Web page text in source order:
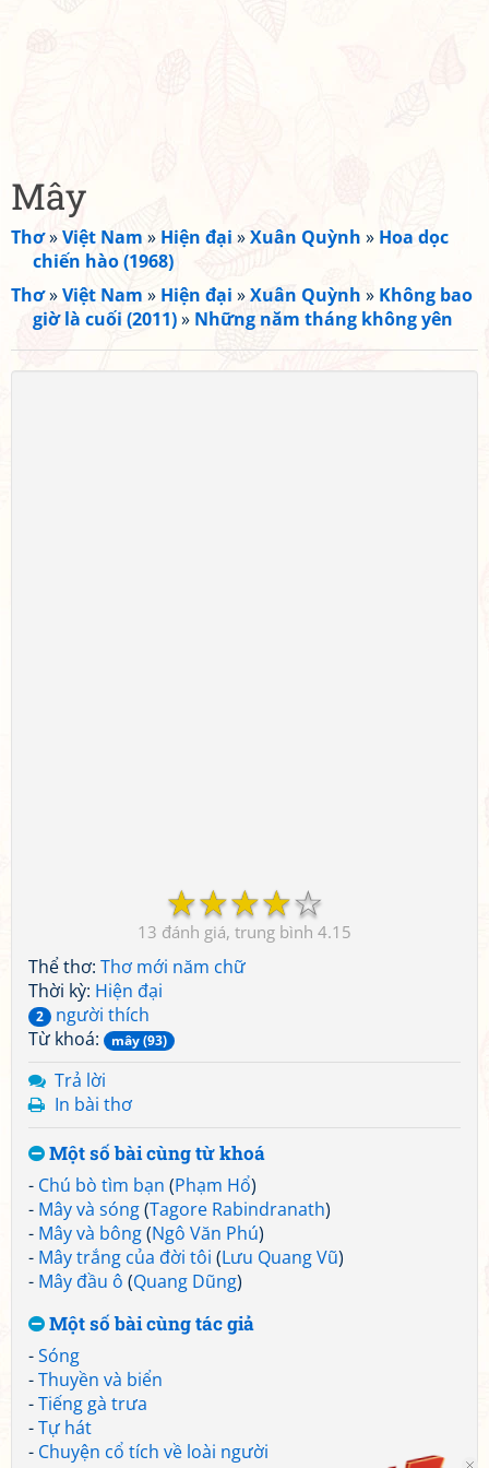
Mây
Thơ»Việt Nam » Hiện đại »Xuân Quỳnh » Hoa dọc
chiến hào (1968)
Thơ»Việt Nam » Hiện đại »Xuân Quỳnh » Không bao
giờ là cuối (2011)» Những năm tháng không yên
☆
☆
☆
☆
☆
13 4.15
Thể thơ: Thơ mới năm chữ
Thời kỳ: Hiện đại
2
người thích
Từ khoá:
mây (93)
Trả lời
In bài thơ
Một số bài cùng từ khoá
- Chú bò tìm bạn (Phạm Hổ)
- Mây và sóng(Tagore Rabindranath)
- Mây và bông(Ngô Văn Phú)
- Mây trắng của đời tôi (Lưu Quang Vũ)
- Mây đầu ô (Quang Dũng)
Một số bài cùng tác giả
-Sóng
-Thuyền và biển
-Tiếng gà trưa
-Tự hát
- Chuyện cổ tích về loài người